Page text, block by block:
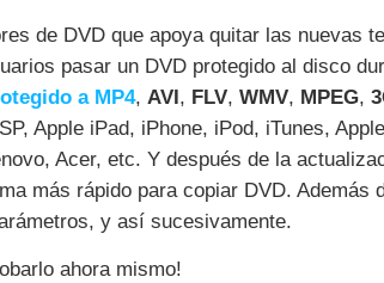
de DVD que apoya quitar las nuevas
pasar un DVD protegido al disco
a MP4, AVI, FLV, WMV, MPEG,
Apple iPad, iPhone, iPod, iTunes,
Acer, etc. Y después de la
más rápido para copiar DVD.
y así sucesivamente.
ahora mismo!